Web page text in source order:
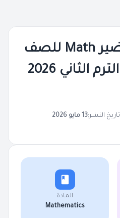
تحميل دفتر تحضير Math للصف
الثالث الابتدائي الترم الثاني 2026
تاريخ النشر:13 مايو 2026
المادة
Mathematics